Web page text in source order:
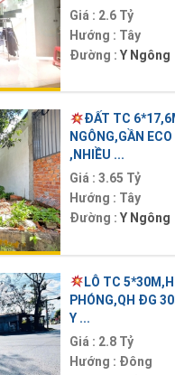
Giá : 2.6 Tỷ
Hướng : Tây
Đường : Y Ngông
ĐẤT TC
NGÔNG,GẦN
,NHIỀU ...
Giá : 3.65 Tỷ
Hướng : Tây
Đường : Y Ngông
LÔ TC
PHÓNG,QH ĐG
Y ...
Giá : 2.8 Tỷ
Hướng : Đông